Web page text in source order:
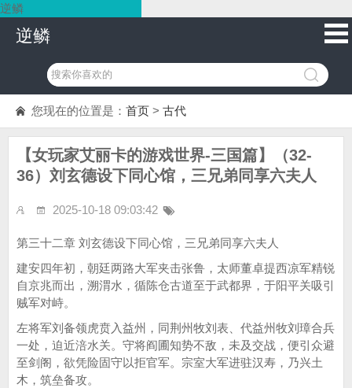
逆鳞
逆鳞
您现在的位置是： 首页 > 古代
【女玩家艾丽卡的游戏世界-三国篇】（32-
36）刘玄德设下同心馆，三兄弟同享六夫人
2025-10-18 09:03:42
第三十二章 刘玄德设下同心馆，三兄弟同享六夫人
建安四年初，朝廷两路大军夹击张鲁，太师董卓提西凉军精锐
自京兆而出，溯渭水，循陈仓古道至于武都界，于阳平关吸引
贼军对峙。
左将军刘备领虎贲入益州，同荆州牧刘表、代益州牧刘璋合兵
一处，迫近涪水关。守将阎圃知势不敌，未及交战，便引众避
至剑阁，欲凭险固守以拒官军。宗室大军进驻汉寿，乃兴土
木，筑垒备攻。